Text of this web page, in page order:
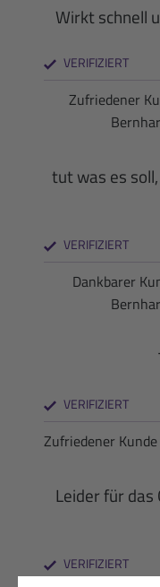
Wirkt schnell
VERIFIZIERT
Zufriedener
tut was es
VERIFIZIERT
Dankbarer
VERIFIZIERT
Zufriedener Kunde
Leider für das
VERIFIZIERT